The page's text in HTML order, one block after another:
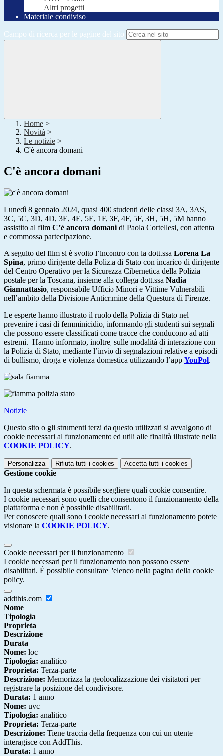
Altri progetti
Materiale condiviso
Campo di ricerca per le pagine del sito
Home >
Novità >
Le notizie >
C'è ancora domani
C'è ancora domani
Lunedì 8 gennaio 2024, quasi 400 studenti delle classi 3A, 3AS,
3C, 5C, 3D, 4D, 3E, 4E, 5E, 1F, 3F, 4F, 5F, 3H, 5H, 5M hanno
assistito al film C’è ancora domani di Paola Cortellesi, con attenta
e commossa partecipazione.
A seguito del film si è svolto l’incontro con la dott.ssa Lorena La
Spina, primo dirigente della Polizia di Stato con incarico di dirigente
del Centro Operativo per la Sicurezza Cibernetica della Polizia
postale per la Toscana, insieme alla collega dott.ssa Nadia
Giannattasio, responsabile Ufficio Minori e Vittime Vulnerabili
nell’ambito della Divisione Anticrimine della Questura di Firenze.
Le esperte hanno illustrato il ruolo della Polizia di Stato nel
prevenire i casi di femminicidio, informando gli studenti sui segnali
che possono essere classificati come tracce che conducono ad atti
estremi. Hanno informato, inoltre, sulle modalità di interazione con
la Polizia di Stato, mediante l’invio di segnalazioni relative a episodi
di bullismo, droga e violenza domestica utilizzando l’app YouPol.
Notizie
Questo sito o gli strumenti terzi da questo utilizzati si avvalgono di
cookie necessari al funzionamento ed utili alle finalità illustrate nella
COOKIE POLICY.
Personalizza Rifiuta tutti i cookies Accetta tutti i cookies
Gestione cookie
In questa schermata è possibile scegliere quali cookie consentire.
I cookie necessari sono quelli che consentono il funzionamento della
piattaforma e non è possibile disabilitarli.
Per conoscere quali sono i cookie necessari al funzionamento potete
visionare la COOKIE POLICY.
Cookie necessari per il funzionamento
I cookie necessari per il funzionamento non possono essere
disabilitati. È possibile consultare l'elenco nella pagina della cookie
policy.
addthis.com
Nome
Tipologia
Proprieta
Descrizione
Durata
Nome: loc
Tipologia: analitico
Proprieta: Terza-parte
Descrizione: Memorizza la geolocalizzazione dei visitatori per
registrare la posizione del condivisore.
Durata: 1 anno
Nome: uvc
Tipologia: analitico
Proprieta: Terza-parte
Descrizione: Tiene traccia della frequenza con cui un utente
interagisce con AddThis.
Durata: 1 anno